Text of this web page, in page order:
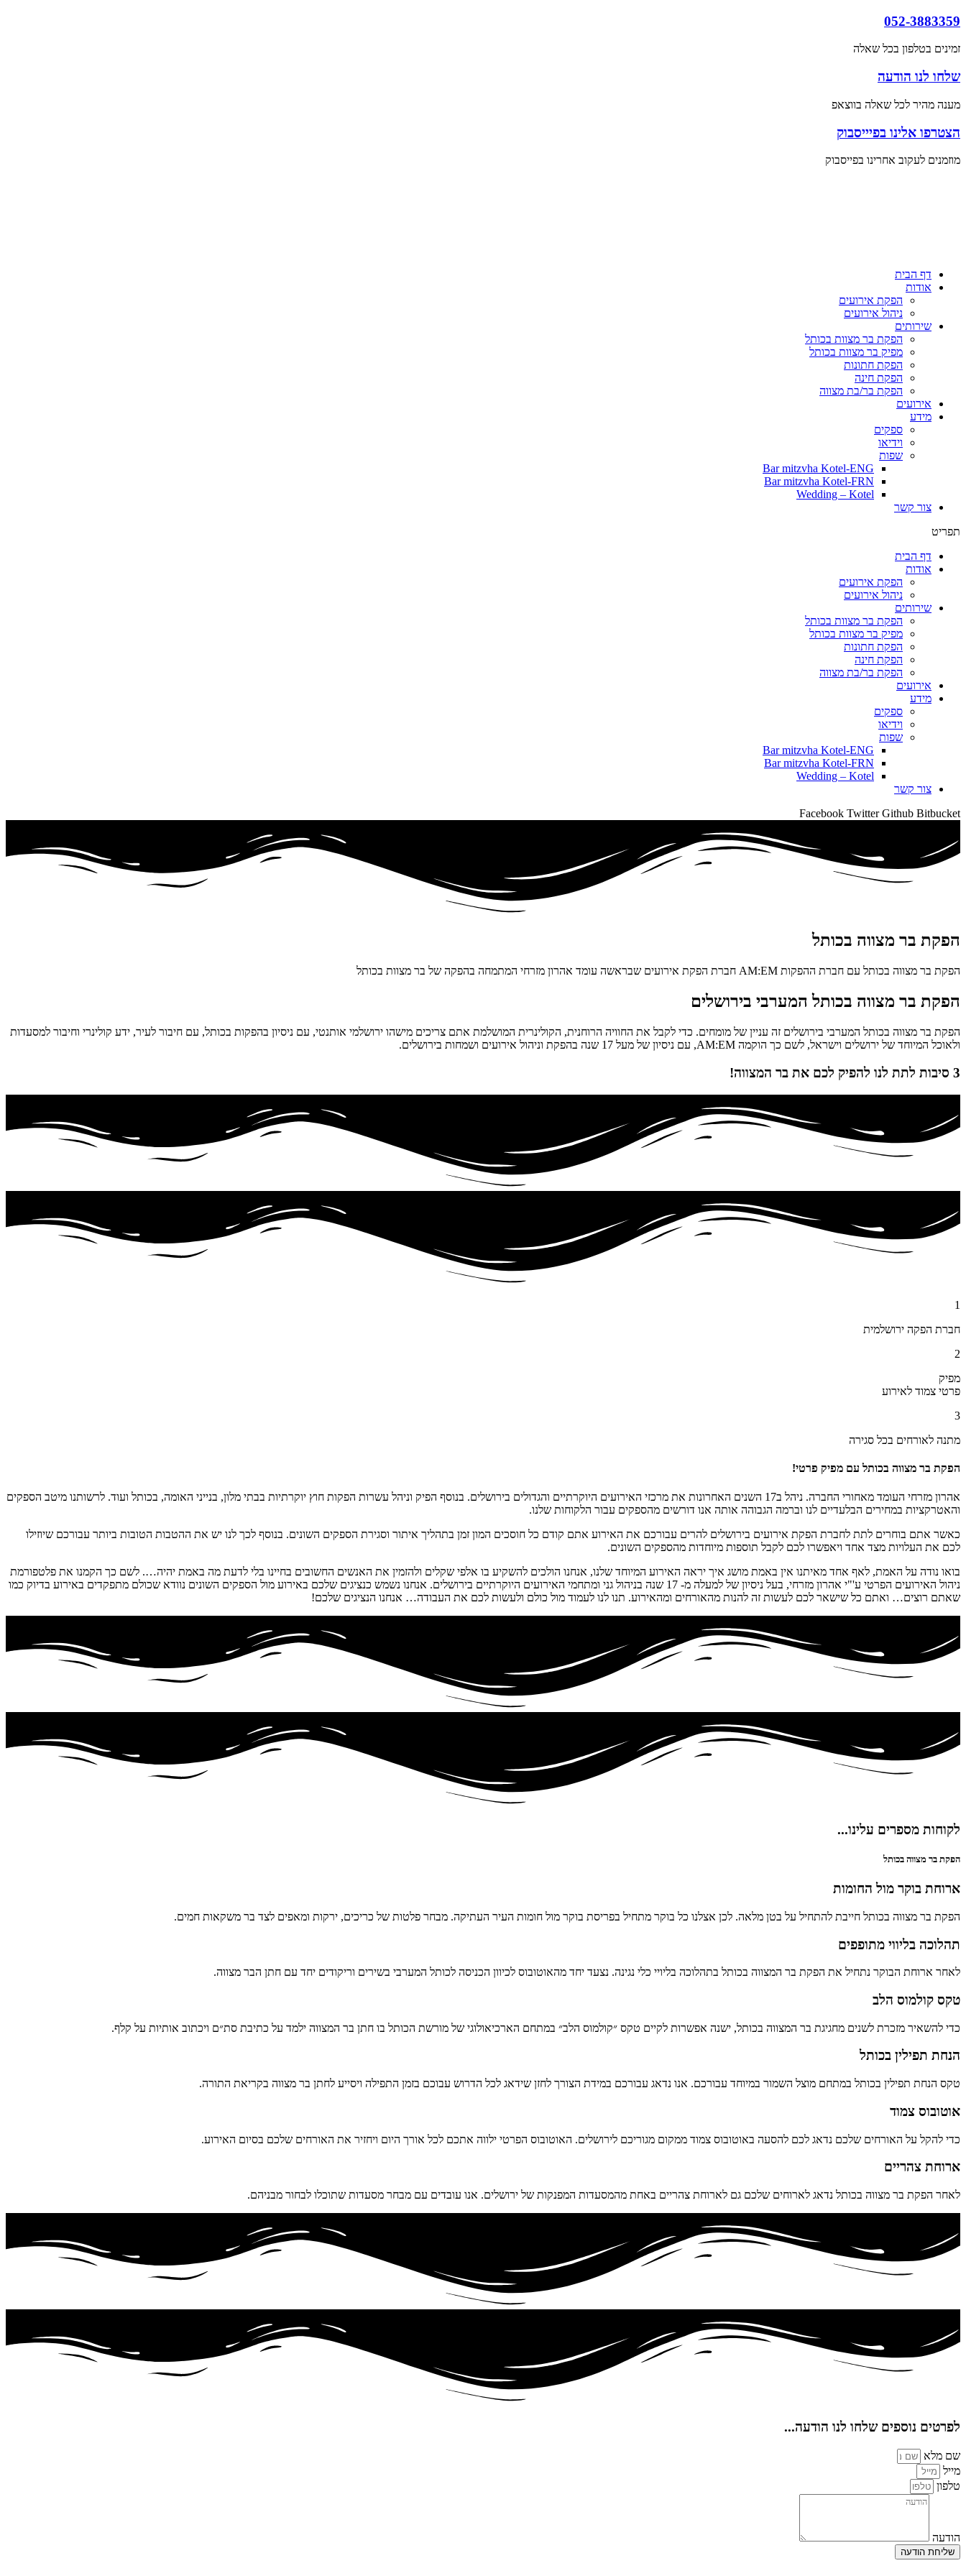
052-3883359
זמינים בטלפון בכל שאלה
שלחו לנו הודעה
מענה מהיר לכל שאלה בווצאפ
הצטרפו אלינו בפיייסבוק
מוזמנים לעקוב אחרינו בפייסבוק
דף הבית
אודות
הפקת אירועים
ניהול אירועים
שירותים
הפקת בר מצוות בכותל
מפיק בר מצוות בכותל
הפקת חתונות
הפקת חינה
הפקת בר/בת מצווה
אירועים
מידע
ספקים
וידיאו
שפות
Bar mitzvha Kotel-ENG
Bar mitzvha Kotel-FRN
Wedding – Kotel
צור קשר
תפריט
דף הבית
אודות
הפקת אירועים
ניהול אירועים
שירותים
הפקת בר מצוות בכותל
מפיק בר מצוות בכותל
הפקת חתונות
הפקת חינה
הפקת בר/בת מצווה
אירועים
מידע
ספקים
וידיאו
שפות
Bar mitzvha Kotel-ENG
Bar mitzvha Kotel-FRN
Wedding – Kotel
צור קשר
Facebook Twitter Github Bitbucket
הפקת בר מצווה בכותל
הפקת בר מצווה בכותל עם חברת ההפקות AM:EM חברת הפקת אירועים שבראשה עומד אהרון מזרחי המתמחה בהפקה של בר מצוות בכותל
הפקת בר מצווה בכותל המערבי בירושלים
הפקת בר מצווה בכותל המערבי בירושלים זה עניין של מומחים. כדי לקבל את החוויה הרוחנית, הקולינרית המושלמת אתם צריכים מישהו ירושלמי אותנטי, עם ניסיון בהפקות בכותל, עם חיבור לעיר, ידע קולינרי וחיבור למסעדות
ולאוכל המיוחד של ירושלים וישראל, לשם כך הוקמה AM:EM, עם ניסיון של מעל 17 שנה בהפקת וניהול אירועים ושמחות בירושלים.
3 סיבות לתת לנו להפיק לכם את בר המצווה!
1
חברת הפקה ירושלמית
2
מפיק
פרטי צמוד לאירוע
3
מתנה לאורחים בכל סגירה
הפקת בר מצווה בכותל עם מפיק פרטי!
אהרון מזרחי העומד מאחורי החברה. ניהל ב17 השנים האחרונות את מרכזי האירועים היוקרתיים והגדולים בירושלים. בנוסף הפיק וניהל עשרות הפקות חוץ יוקרתיות בבתי מלון, בנייני האומה, בכותל ועוד. לרשותנו מיטב הספקים
והאטרקציות במחירים הבלעדיים לנו וברמה הגבוהה אותה אנו דורשים מהספקים עבור הלקוחות שלנו.
כאשר אתם בוחרים לתת לחברת הפקת אירועים בירושלים להרים עבורכם את האירוע אתם קודם כל חוסכים המון זמן בתהליך איתור וסגירת הספקים השונים. בנוסף לכך לנו יש את ההטבות הטובות ביותר עבורכם שיוזילו
לכם את העלויות מצד אחד ויאפשרו לכם לקבל תוספות מיוחדות מהספקים השונים.
בואו נודה על האמת, לאף אחד מאיתנו אין באמת מושג איך יראה האירוע המיוחד שלנו, אנחנו הולכים להשקיע בו אלפי שקלים ולהזמין את האנשים החשובים בחיינו בלי לדעת מה באמת יהיה…. לשם כך הקמנו את פלטפורמת
ניהול האירועים הפרטי ע'"י אהרון מזרחי, בעל ניסיון של למעלה מ- 17 שנה בניהול גני ומתחמי האירועים היוקרתיים בירושלים. אנחנו נשמש כנציגים שלכם באירוע מול הספקים השונים נוודא שכולם מתפקדים באירוע בדיוק כמו
שאתם רוצים… ואתם כל שישאר לכם לעשות זה להנות מהאורחים ומהאירוע. תנו לנו לעמוד מול כולם ולעשות לכם את העבודה… אנחנו הנציגים שלכם!
לקוחות מספרים עלינו...
הפקת בר מצווה בכותל
ארוחת בוקר מול החומות
הפקת בר מצווה בכותל חייבת להתחיל על בטן מלאה. לכן אצלנו כל בוקר מתחיל בפריסת בוקר מול חומות העיר העתיקה. מבחר פלטות של כריכים, ירקות ומאפים לצד בר משקאות חמים.
תהלוכה בליווי מתופפים
לאחר ארוחת הבוקר נתחיל את הפקת בר המצווה בכותל בתהלוכה בליויי כלי נגינה. נצעד יחד מהאוטובוס לכיוון הכניסה לכותל המערבי בשירים וריקודים יחד עם חתן הבר מצווה.
טקס קולמוס הלב
כדי להשאיר מזכרת לשנים מחגיגת בר המצווה בכותל, ישנה אפשרות לקיים טקס ״קולמוס הלב״ במתחם הארכיאולוגי של מורשת הכותל בו חתן בר המצווה ילמד על כתיבת סת״ם ויכתוב אותיות על קלף.
הנחת תפילין בכותל
טקס הנחת תפילין בכותל במתחם מוצל השמור במיוחד עבורכם. אנו נדאג עבורכם במידת הצורך לחזן שידאג לכל הדרוש עבוכם בזמן התפילה ויסייע לחתן בר מצווה בקריאת התורה.
אוטובוס צמוד
כדי להקל על האורחים שלכם נדאג לכם להסעה באוטובוס צמוד ממקום מגוריכם לירושלים. האוטובוס הפרטי ילווה אתכם לכל אורך היום ויחזיר את האורחים שלכם בסיום האירוע.
ארוחת צהריים
לאחר הפקת בר מצווה בכותל נדאג לארוחים שלכם גם לארוחת צהריים באחת מהמסעדות המפנקות של ירושלים. אנו עובדים עם מבחר מסעדות שתוכלו לבחור מבניהם.
לפרטים נוספים שלחו לנו הודעה...
שם מלא
מייל
טלפון
הודעה
שליחת הודעה